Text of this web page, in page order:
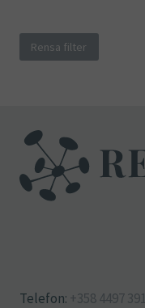
Rensa filter
Telefon: +358 4497